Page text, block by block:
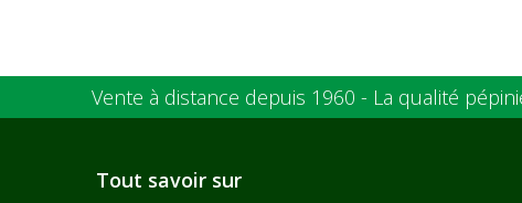
Vente à distance depuis 1960 - La qualité
Tout savoir sur